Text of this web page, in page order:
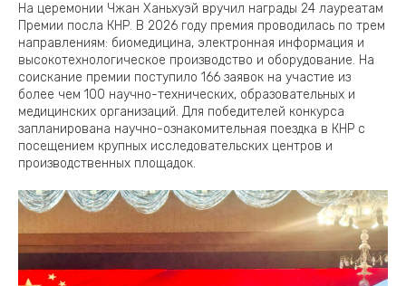
На церемонии Чжан Ханьхуэй вручил награды 24 лауреатам
Премии посла КНР. В 2026 году премия проводилась по трем
направлениям: биомедицина, электронная информация и
высокотехнологическое производство и оборудование. На
соискание премии поступило 166 заявок на участие из
более чем 100 научно-технических, образовательных и
медицинских организаций. Для победителей конкурса
запланирована научно-ознакомительная поездка в КНР с
посещением крупных исследовательских центров и
производственных площадок.